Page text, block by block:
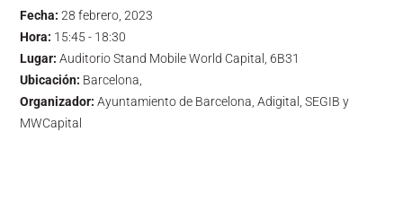
Fecha:28 febrero, 2023
Hora: 15:45 - 18:30
Lugar:Auditorio Stand Mobile World Capital, 6B31
Ubicación: Barcelona,
Organizador:Ayuntamiento de Barcelona, Adigital, SEGIB y
MWCapital